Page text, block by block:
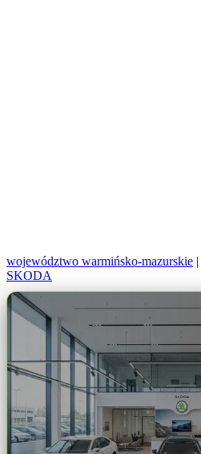
województwo warmińsko-mazurskie |
SKODA